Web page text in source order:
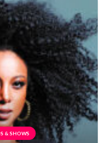
& SHOWS